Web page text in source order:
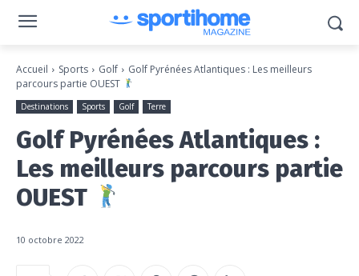
Accueil Sports Golf
Golf Pyrénées Atlantiques : Les meilleurs
parcours partie OUEST
Destinations Sports Golf Terre
Golf Pyrénées Atlantiques :
Les meilleurs parcours partie
OUEST
10 octobre 2022